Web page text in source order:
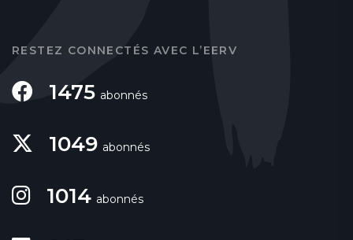
RESTEZ CONNECTÉS AVEC L’EERV
1475 abonnés
1049 abonnés
1014 abonnés